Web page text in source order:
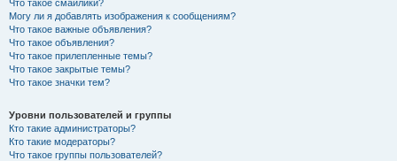
Что такое смайлики?
Могу ли я добавлять изображения к сообщениям?
Что такое важные объявления?
Что такое объявления?
Что такое прилепленные темы?
Что такое закрытые темы?
Что такое значки тем?
Уровни пользователей и группы
Кто такие администраторы?
Кто такие модераторы?
Что такое группы пользователей?